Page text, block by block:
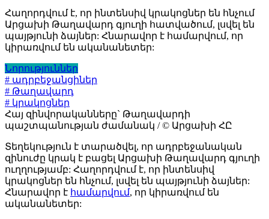
Հաղորդվում է, որ ինտենսիվ կրակոցներ են հնչում
Արցախի Թաղավարդ գյուղի հատվածում, լսվել են
պայթյունի ձայներ: Հնարավոր է համարվում, որ
կիրառվում են ականանետեր:
Նորություններ
# ադրբեջանցիներ
# Թաղավարդ
# կրակոցներ
Հայ զինվորականները` Թաղավարդի
պաշտպանության ժամանակ / © Արցախի ՀԸ
Տեղեկություն է տարածվել, որ ադրբեջանական
զինուժը կրակ է բացել Արցախի Թաղավարդ գյուղի
ուղղությամբ: Հաղորդվում է, որ ինտենսիվ
կրակոցներ են հնչում, լսվել են պայթյունի ձայներ:
Հնարավոր է համարվում, որ կիրառվում են
ականանետեր: